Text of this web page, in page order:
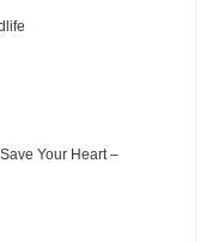
Your Heart –